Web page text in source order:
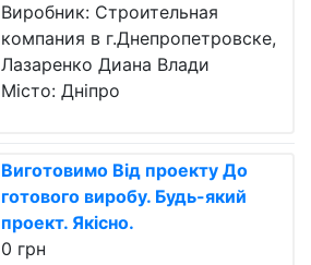
Виробник: Строительная
компания в г.Днепропетровске,
Лазаренко Диана Влади
Місто: Дніпро
Виготовимо Від проекту До
готового виробу. Будь-який
проект. Якісно.
0 грн